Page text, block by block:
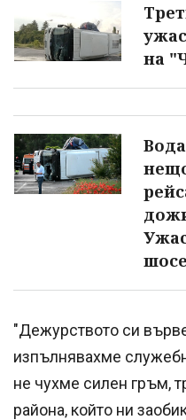
на
"Дежурството си
изпълнявахме
не чухме силен гръм,
района, който ни